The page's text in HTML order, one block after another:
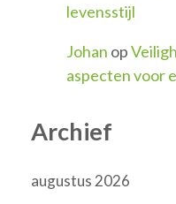
levensstijl
Johan op
aspecten voor
Archief
augustus 2026